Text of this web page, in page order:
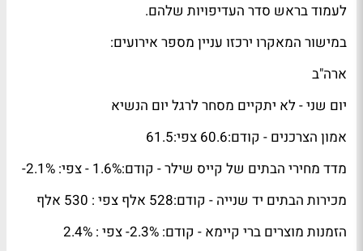
לעמוד בראש סדר העדיפויות שלהם.
במישור המאקרו ירכזו עניין מספר אירועים:
ארה"ב
יום שני - לא יתקיים מסחר לרגל יום הנשיא
אמון הצרכנים - קודם:60.6 צפי:61.5
מדד מחירי הבתים של קייס שילר - קודם:1.6% - צפי: 2.1%-
מכירות הבתים יד שנייה - קודם:528 אלף צפי : 530 אלף
הזמנות מוצרים ברי קיימא - קודם: 2.3%- צפי : 2.4%